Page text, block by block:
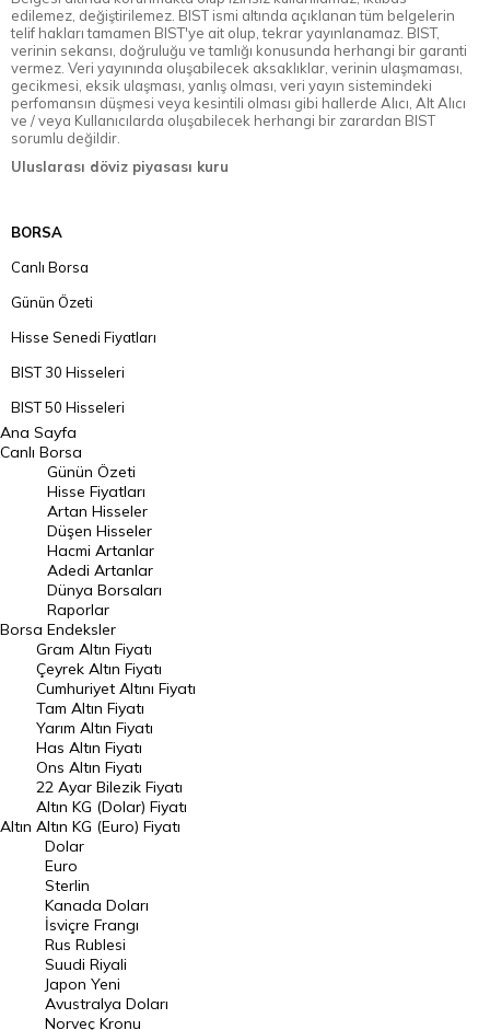
edilemez, değiştirilemez. BIST ismi altında açıklanan tüm belgelerin
telif hakları tamamen BIST'ye ait olup, tekrar yayınlanamaz. BIST,
verinin sekansı, doğruluğu ve tamlığı konusunda herhangi bir garanti
vermez. Veri yayınında oluşabilecek aksaklıklar, verinin ulaşmaması,
gecikmesi, eksik ulaşması, yanlış olması, veri yayın sistemindeki
perfomansın düşmesi veya kesintili olması gibi hallerde Alıcı, Alt Alıcı
ve / veya Kullanıcılarda oluşabilecek herhangi bir zarardan BIST
sorumlu değildir.
Uluslarası döviz piyasası kuru
BORSA
Canlı Borsa
Günün Özeti
Hisse Senedi Fiyatları
BIST 30 Hisseleri
BIST 50 Hisseleri
BIST 100 Hisseleri
En Çok Artan Hisseler
En Çok Düşen Hisseler
Hacmi Artanlar
Geçmiş Kapanışlar
Dünya Borsaları
Raporlar
Endeksler
DÖVİZ
Döviz Kuru
Dolar Kuru
Euro Kuru
Pound Kuru
Frank Kuru
Riyal Kuru
Avustralya Doları
Danimarka Kronu Kuru
Ana Sayfa
Canlı Borsa
Borsa
Günün Özeti
Hisse Fiyatları
Artan Hisseler
Düşen Hisseler
Hacmi Artanlar
Adedi Artanlar
Dünya Borsaları
Raporlar
Endeksler
Altın
Gram Altın Fiyatı
Çeyrek Altın Fiyatı
Cumhuriyet Altını Fiyatı
Tam Altın Fiyatı
Yarım Altın Fiyatı
Has Altın Fiyatı
Ons Altın Fiyatı
22 Ayar Bilezik Fiyatı
Altın KG (Dolar) Fiyatı
Altın KG (Euro) Fiyatı
Dolar
Euro
Sterlin
Kanada Doları
İsviçre Frangı
Rus Rublesi
Suudi Riyali
Japon Yeni
Avustralya Doları
Norveç Kronu